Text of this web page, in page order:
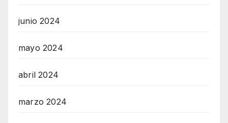
junio 2024
mayo 2024
abril 2024
marzo 2024